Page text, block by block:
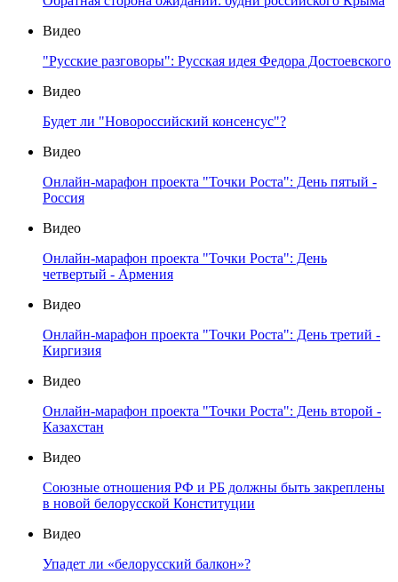
Видео
"Русские разговоры": Русская идея Федора Достоевского
Видео
Будет ли "Новороссийский консенсус"?
Видео
Онлайн-марафон проекта "Точки Роста": День пятый -
Россия
Видео
Онлайн-марафон проекта "Точки Роста": День
четвертый - Армения
Видео
Онлайн-марафон проекта "Точки Роста": День третий -
Киргизия
Видео
Онлайн-марафон проекта "Точки Роста": День второй -
Казахстан
Видео
Союзные отношения РФ и РБ должны быть закреплены
в новой белорусской Конституции
Видео
Упадет ли «белорусский балкон»?